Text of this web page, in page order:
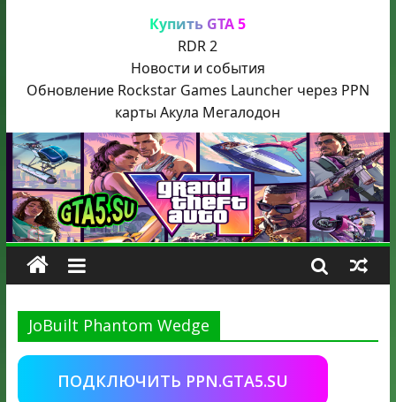
Купить GTA 5
RDR 2
Новости и события
Обновление Rockstar Games Launcher через PPN
карты Акула Мегалодон
JoBuilt Phantom Wedge
ПОДКЛЮЧИТЬ PPN.GTA5.SU